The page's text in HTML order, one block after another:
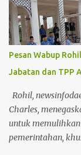
Khusaini dan Plh
paripurna,
umum dari fraksi
Pemko Pekanbaru
ke depannya.
pelaksanaan,
Dengan adanya
diharapkan tata
pemerintahan
Pesan Wabup
Jabatan dan TPP
Rohil,
Charles,
untuk
pemerintahan,